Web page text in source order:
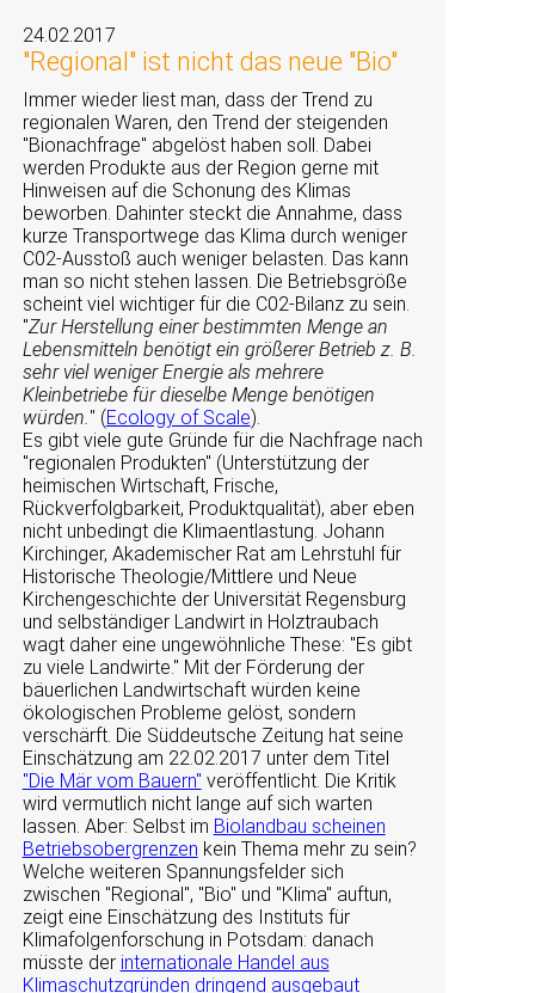
24.02.2017
"Regional" ist nicht das neue "Bio"
Immer wieder liest man, dass der Trend zu
regionalen Waren, den Trend der steigenden
Bionachfrage abgelöst haben soll. Dabei
werden Produkte aus der Region gerne mit
Hinweisen auf die Schonung des Klimas
beworben. Dahinter steckt die Annahme, dass
kurze Transportwege das Klima durch weniger
C02-Ausstoß auch weniger belasten. Das kann
man so nicht stehen lassen. Die Betriebsgröße
scheint viel wichtiger für die C02-Bilanz zu sein.
Zur Herstellung einer bestimmten Menge an
Lebensmitteln benötigt ein größerer Betrieb z. B.
sehr viel weniger Energie als mehrere
Kleinbetriebe für dieselbe Menge benötigen
würden.
(Ecology of Scale).
Es gibt viele gute Gründe für die Nachfrage nach
regionalen Produkten (Unterstützung der
heimischen Wirtschaft, Frische,
Rückverfolgbarkeit, Produktqualität), aber eben
nicht unbedingt die Klimaentlastung. Johann
Kirchinger, Akademischer Rat am Lehrstuhl für
Historische Theologie/Mittlere und Neue
Kirchengeschichte der Universität Regensburg
und selbständiger Landwirt in Holztraubach
wagt daher eine ungewöhnliche These: Es gibt
zu viele Landwirte. Mit der Förderung der
bäuerlichen Landwirtschaft würden keine
ökologischen Probleme gelöst, sondern
verschärft. Die Süddeutsche Zeitung hat seine
Einschätzung am 22.02.2017 unter dem Titel
"Die Mär vom Bauern" veröffentlicht. Die Kritik
wird vermutlich nicht lange auf sich warten
lassen. Aber: Selbst im Biolandbau scheinen
Betriebsobergrenzen kein Thema mehr zu sein?
Welche weiteren Spannungsfelder sich
zwischen Regional , Bio und Klima auftun,
zeigt eine Einschätzung des Instituts für
Klimafolgenforschung in Potsdam: danach
müsste der internationale Handel aus
Klimaschutzgründen dringend ausgebaut